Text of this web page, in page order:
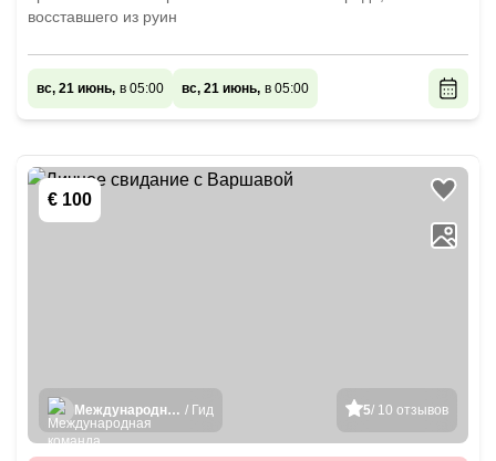
восставшего из руин
вс, 21 июнь, в 05:00 вс, 21 июнь, в 05:00
€ 100
5/ 10 отзывов
Международная команда гидов / Гид